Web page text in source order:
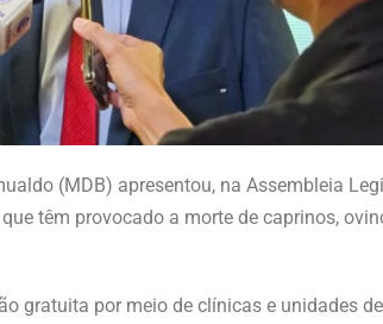
(MDB) apresentou, na Assembleia
têm provocado a morte de caprinos,
gratuita por meio de clínicas e unidades